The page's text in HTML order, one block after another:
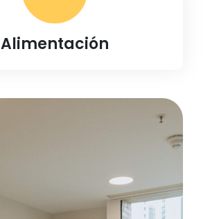
Alimentación